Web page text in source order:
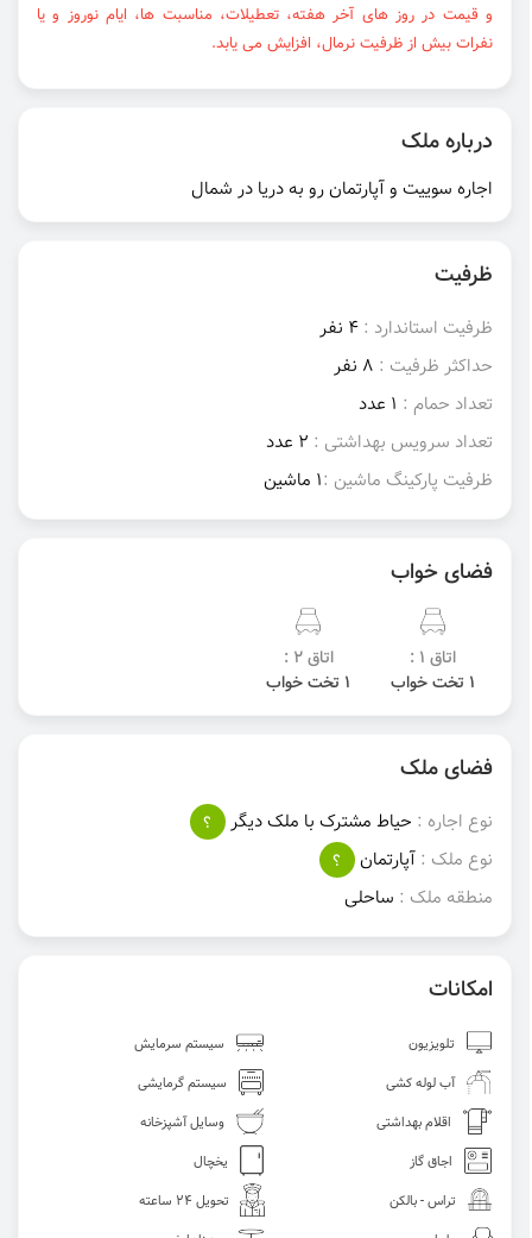
و قیمت در روز های آخر هفته، تعطیلات، مناسبت ها، ایام نوروز و یا
نفرات بیش از ظرفیت نرمال، افزایش می یابد.
درباره ملک
اجاره سوییت و آپارتمان رو به دریا در شمال
ظرفیت
ظرفیت استاندارد : 4 نفر
حداکثر ظرفیت : 8 نفر
تعداد حمام : 1 عدد
تعداد سرویس بهداشتی : 2 عدد
ظرفیت پارکینگ ماشین :1 ماشین
فضای خواب
اتاق 1 :
1 تخت خواب
اتاق 2 :
1 تخت خواب
فضای ملک
نوع اجاره : حیاط مشترک با ملک دیگر
؟
نوع ملک : آپارتمان
؟
منطقه ملک : ساحلی
امکانات
تلویزیون
سیستم سرمایش
آب لوله کشی
سیستم گرمایشی
اقلام بهداشتی
وسایل آشپزخانه
اجاق گاز
یخچال
تراس - بالکن
تحویل 24 ساعته